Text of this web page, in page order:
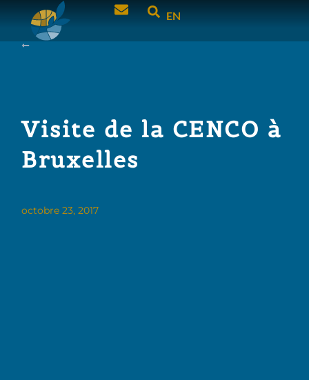
EN
Visite de la CENCO à
Bruxelles
octobre 23, 2017